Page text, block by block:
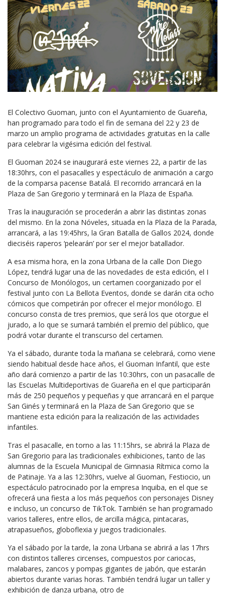
El Colectivo Guoman, junto con el Ayuntamiento de Guareña,
han programado para todo el fin de semana del 22 y 23 de
marzo un amplio programa de actividades gratuitas en la calle
para celebrar la vigésima edición del festival.
El Guoman 2024 se inaugurará este viernes 22, a partir de las
18:30hrs, con el pasacalles y espectáculo de animación a cargo
de la comparsa pacense Batalá. El recorrido arrancará en la
Plaza de San Gregorio y terminará en la Plaza de España.
Tras la inauguración se procederán a abrir las distintas zonas
del mismo. En la zona Nóveles, situada en la Plaza de la Parada,
arrancará, a las 19:45hrs, la Gran Batalla de Gallos 2024, donde
dieciséis raperos ‘pelearán’ por ser el mejor batallador.
A esa misma hora, en la zona Urbana de la calle Don Diego
López, tendrá lugar una de las novedades de esta edición, el I
Concurso de Monólogos, un certamen coorganizado por el
festival junto con La Bellota Eventos, donde se darán cita ocho
cómicos que competirán por ofrecer el mejor monólogo. El
concurso consta de tres premios, que será los que otorgue el
jurado, a lo que se sumará también el premio del público, que
podrá votar durante el transcurso del certamen.
Ya el sábado, durante toda la mañana se celebrará, como viene
siendo habitual desde hace años, el Guoman Infantil, que este
año dará comienzo a partir de las 10:30hrs, con un pasacalle de
las Escuelas Multideportivas de Guareña en el que participarán
más de 250 pequeños y pequeñas y que arrancará en el parque
San Ginés y terminará en la Plaza de San Gregorio que se
mantiene esta edición para la realización de las actividades
infantiles.
Tras el pasacalle, en torno a las 11:15hrs, se abrirá la Plaza de
San Gregorio para las tradicionales exhibiciones, tanto de las
alumnas de la Escuela Municipal de Gimnasia Rítmica como la
de Patinaje. Ya a las 12:30hrs, vuelve al Guoman, Festiocio, un
espectáculo patrocinado por la empresa Inquiba, en el que se
ofrecerá una fiesta a los más pequeños con personajes Disney
e incluso, un concurso de TikTok. También se han programado
varios talleres, entre ellos, de arcilla mágica, pintacaras,
atrapasueños, globoflexia y juegos tradicionales.
Ya el sábado por la tarde, la zona Urbana se abrirá a las 17hrs
con distintos talleres circenses, compuestos por cariocas,
malabares, zancos y pompas gigantes de jabón, que estarán
abiertos durante varias horas. También tendrá lugar un taller y
exhibición de danza urbana, otro de